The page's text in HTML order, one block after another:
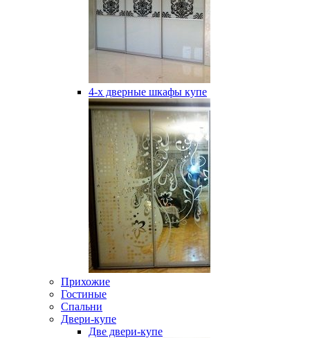
4-х дверные шкафы купе
Прихожие
Гостиные
Спальни
Двери-купе
Две двери-купе